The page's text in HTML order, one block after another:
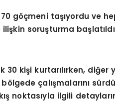
göçmeni taşıyordu ve
soruşturma
kişi kurtarılırken, diğer
çalışmalarını
noktasıyla ilgili detayların